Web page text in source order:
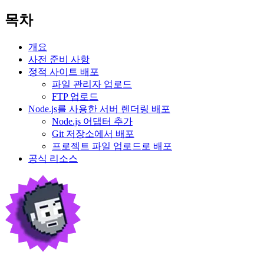
목차
개요
사전 준비 사항
정적 사이트 배포
파일 관리자 업로드
FTP 업로드
Node.js를 사용한 서버 렌더링 배포
Node.js 어댑터 추가
Git 저장소에서 배포
프로젝트 파일 업로드로 배포
공식 리소스